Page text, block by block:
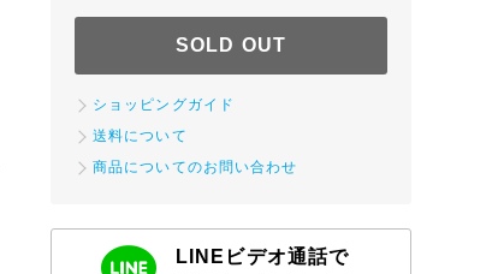
SOLD OUT
ショッピングガイド
送料について
商品についてのお問い合わせ
LINEビデオ通話で